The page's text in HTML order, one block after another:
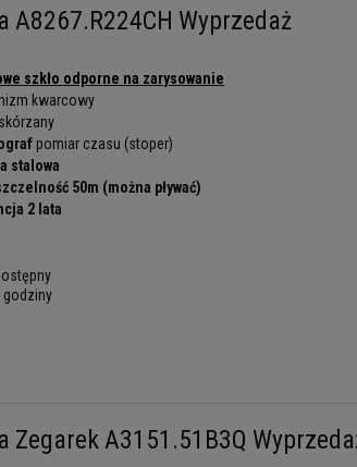
A8267.R224CH Wyprzedaż
szkło odporne na zarysowanie
kwarcowy
pomiar czasu (stoper)
stalowa
50m (można pływać)
2 lata
godziny
Zegarek A3151.51B3Q